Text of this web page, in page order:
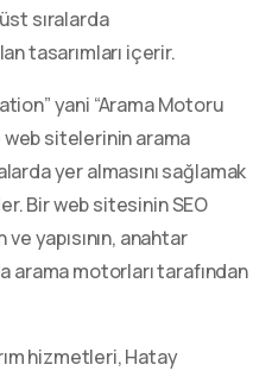
sıralarda
tasarımları içerir.
yani “Arama Motoru
sitelerinin arama
yer almasını sağlamak
Bir web sitesinin SEO
yapısının, anahtar
arama motorları tarafından
hizmetleri, Hatay